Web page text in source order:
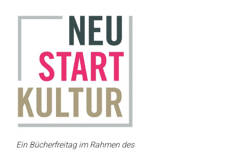
Ein Bücherfreitag im Rahmen des